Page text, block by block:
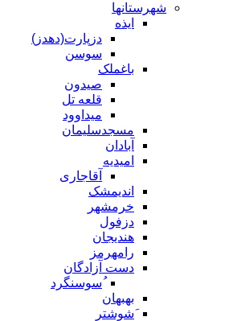
شهرستانها
ایذه
دزپارت(دهدز)
سوسن
باغملک
صیدون
قلعه تل
میداوود
مسجدسلیمان
آبادان
امیدیه
آقاجاری
اندیمشک
خرمشهر
دزفول
هندیجان
رامهرمز
دست آزادگان
ُسوسنگرد
بهبهان
َشوشتر